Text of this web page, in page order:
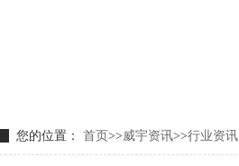
您的位置： 首页 >>威宇资讯>>行业资讯